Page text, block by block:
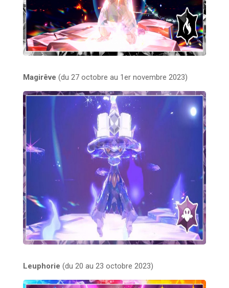
Magirêve (du 27 octobre au 1er novembre 2023)
Leuphorie (du 20 au 23 octobre 2023)